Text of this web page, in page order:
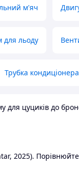
м'яч
для льоду
Трубка
цуциків до
2025).